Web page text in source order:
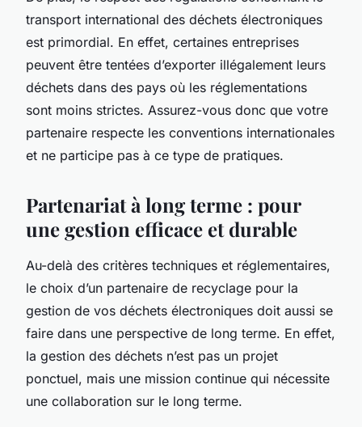
transport international des déchets électroniques
est primordial. En effet, certaines entreprises
peuvent être tentées d’exporter illégalement leurs
déchets dans des pays où les réglementations
sont moins strictes. Assurez-vous donc que votre
partenaire respecte les conventions internationales
et ne participe pas à ce type de pratiques.
Partenariat à long terme : pour
une gestion efficace et durable
Au-delà des critères techniques et réglementaires,
le choix d’un partenaire de recyclage pour la
gestion de vos déchets électroniques doit aussi se
faire dans une perspective de long terme. En effet,
la gestion des déchets n’est pas un projet
ponctuel, mais une mission continue qui nécessite
une collaboration sur le long terme.